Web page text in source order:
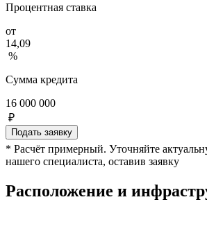
Процентная ставка
от
14,09
%
Сумма кредита
16 000 000
₽
Подать заявку
* Расчёт примерный. Уточняйте
нашего специалиста, оставив заявку
Расположение и